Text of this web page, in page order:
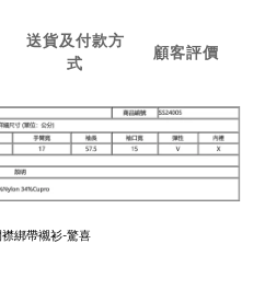
送貨及付款方
式
顧客評價